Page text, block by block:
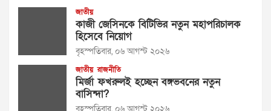
জাতীয়
কাজী জেসিনকে বিটিভির নতুন মহাপরিচালক
হিসেবে নিয়োগ
বৃহস্পতিবার, ০৬ আগস্ট ২০২৬
জাতীয় রাজনীতি
মির্জা ফখরুলই হচ্ছেন বঙ্গভবনের নতুন
বাসিন্দা?